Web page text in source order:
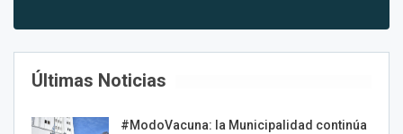
Últimas Noticias
#ModoVacuna: la Municipalidad continúa